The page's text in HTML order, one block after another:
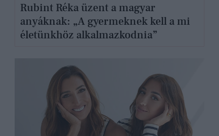
Rubint Réka üzent a magyar
anyáknak: „A gyermeknek kell a mi
életünkhöz alkalmazkodnia”